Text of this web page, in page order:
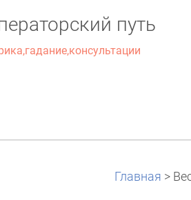
путь
Главная >